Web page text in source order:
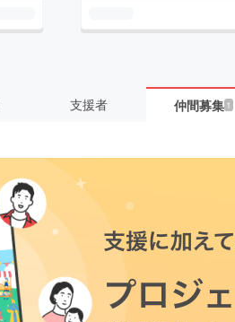
支援者 仲間募集 1